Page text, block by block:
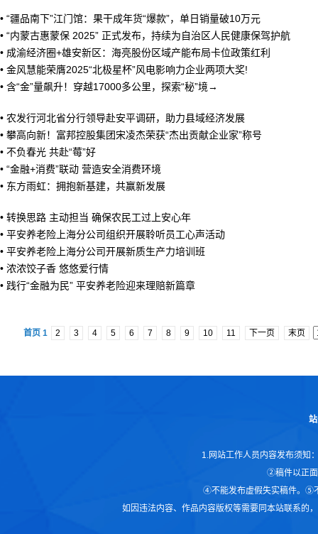
• “疆品南下”江门馆：果干成年货“爆款”，单日销量破10万元
• “内蒙古惠蒙保 2025” 正式发布，持续为自治区人民健康保驾护航
• 成渝经济圈+雄安新区：海亮股份区域产能布局卡位政策红利
• 金风慧能荣膺2025“北极星杯”风电影响力企业两项大奖!
• 含“金”量飙升！穿越17000多公里，探索“秘”境→
• 农发行河北省分行领导赴安平调研，助力县域经济发展
• 攀高向新！富邦控股集团宋凌杰荣获“杰出贡献企业家”称号
• 不负春光 共赴“莓”好
• “金融+消费”联动 营造安全消费环境
• 东方雨虹：拥抱新基建，共赢新发展
• 转换思路 主动担当 确保农民工过上安心年
• 平安养老险上海分公司组织开展聆听员工心声活动
• 平安养老险上海分公司开展新质生产力培训班
• 浓浓饺子香 悠悠爱行情
• 践行“金融为民” 平安养老险迎来理赔新篇章
首页 1 2 3 4 5 6 7 8 9 10 11 下一页 末页
1.网站工作人员内容发布须知
②稿件以正
④不能发布虚假失实稿件。⑤
如因违法内容、作品内容版权等需要同本站联系的